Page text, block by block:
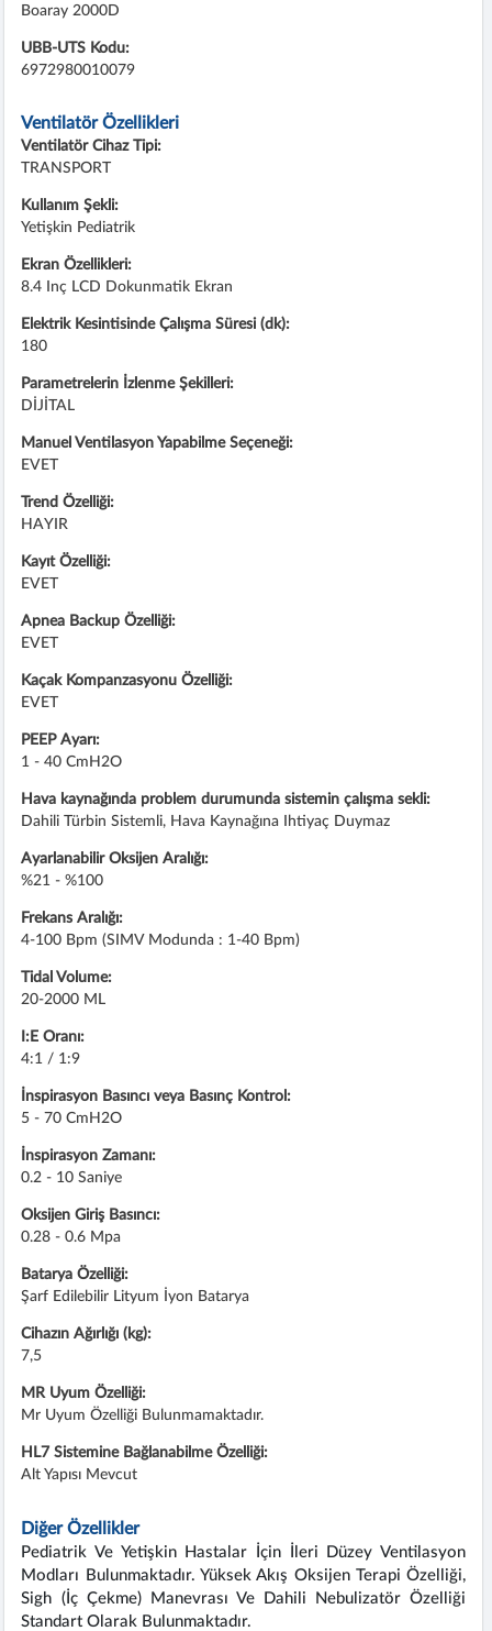
Boaray 2000D
UBB-UTS Kodu:
6972980010079
Ventilatör Özellikleri
Ventilatör Cihaz Tipi:
TRANSPORT
Kullanım Şekli:
Yetişkin Pediatrik
Ekran Özellikleri:
8.4 Inç LCD Dokunmatik Ekran
Elektrik Kesintisinde Çalışma Süresi (dk):
180
Parametrelerin İzlenme Şekilleri:
DİJİTAL
Manuel Ventilasyon Yapabilme Seçeneği:
EVET
Trend Özelliği:
HAYIR
Kayıt Özelliği:
EVET
Apnea Backup Özelliği:
EVET
Kaçak Kompanzasyonu Özelliği:
EVET
PEEP Ayarı:
1 - 40 CmH2O
Hava kaynağında problem durumunda sistemin çalışma sekli:
Dahili Türbin Sistemli, Hava Kaynağına Ihtiyaç Duymaz
Ayarlanabilir Oksijen Aralığı:
%21 - %100
Frekans Aralığı:
4-100 Bpm (SIMV Modunda : 1-40 Bpm)
Tidal Volume:
20-2000 ML
I:E Oranı:
4:1 / 1:9
İnspirasyon Basıncı veya Basınç Kontrol:
5 - 70 CmH2O
İnspirasyon Zamanı:
0.2 - 10 Saniye
Oksijen Giriş Basıncı:
0.28 - 0.6 Mpa
Batarya Özelliği:
Şarf Edilebilir Lityum İyon Batarya
Cihazın Ağırlığı (kg):
7,5
MR Uyum Özelliği:
Mr Uyum Özelliği Bulunmamaktadır.
HL7 Sistemine Bağlanabilme Özelliği:
Alt Yapısı Mevcut
Diğer Özellikler
Pediatrik Ve Yetişkin Hastalar İçin İleri Düzey Ventilasyon
Modları Bulunmaktadır. Yüksek Akış Oksijen Terapi Özelliği,
Sigh (İç Çekme) Manevrası Ve Dahili Nebulizatör Özelliği
Standart Olarak Bulunmaktadır.